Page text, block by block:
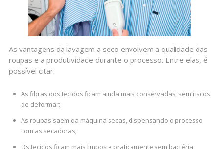
As vantagens da lavagem a seco envolvem a qualidade das
roupas e a produtividade durante o processo. Entre elas, é
possível citar:
As fibras dos tecidos ficam ainda mais conservadas, sem riscos
de deformar;
As roupas saem da máquina secas, dispensando o processo
com as secadoras;
Os tecidos ficam mais limpos e praticamente sem bactéria